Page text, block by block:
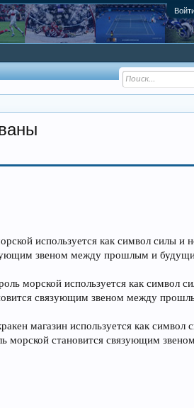
используется как символ силы и
звеном между прошлым и
морской используется как символ
связующим звеном между
магазин используется как символ
морской становится связующим